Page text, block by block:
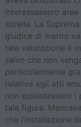
interessassero
sorella. La
giudice di merito
tale valutazione è
salvo che non
particolarmente
relativa agli atti
non sussistessero
tale figura.
che l’installazione